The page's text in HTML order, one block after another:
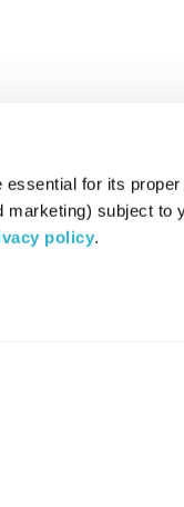
for its
subject to
policy.